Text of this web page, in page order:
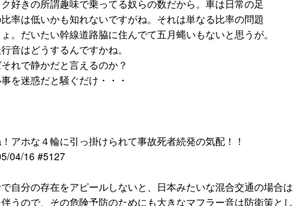
好きの所謂趣味で乗ってる奴らの数だから。車は日常の足
率は低いかも知れないですがね。それは単なる比率の問題
。だいたい幹線道路脇に住んでて五月蝿いもないと思うが。
音はどうするんですかね。
れで静かだと言えるのか？
を迷惑だと騒ぐだけ・・・
アホな４輪に引っ掛けられて事故死者続発の気配！！
04/16 #5127
自分の存在をアピールしないと、日本みたいな混合交通の場合は
うので、その危険予防のためにも大きなマフラー音は防衛策とし